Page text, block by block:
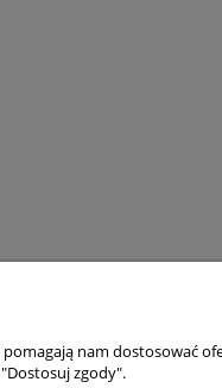
nam dostosować
zgody".